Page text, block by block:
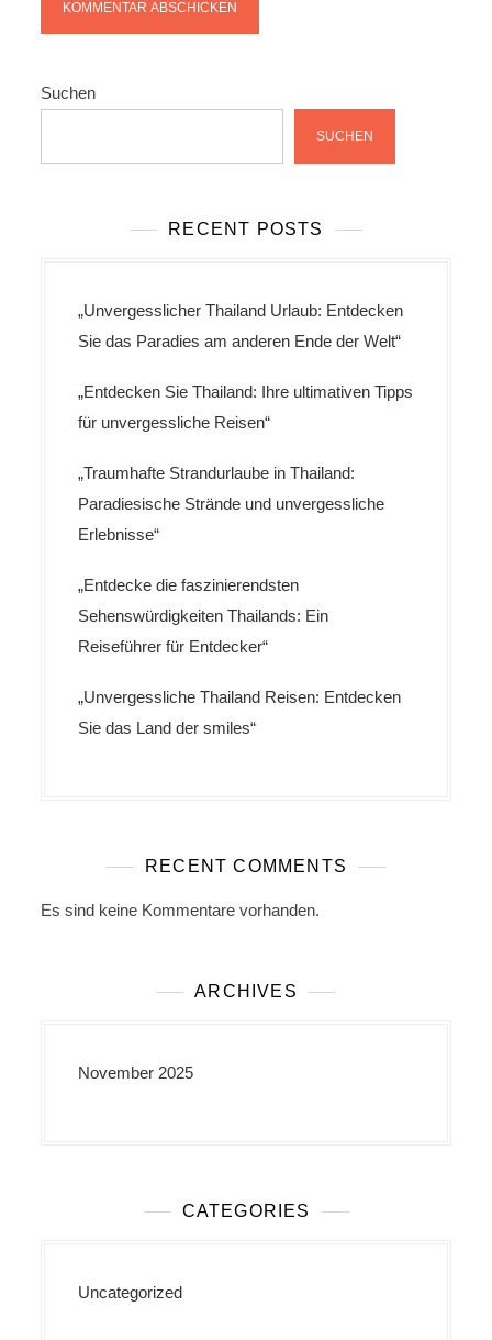
Suchen
SUCHEN
RECENT POSTS
„Unvergesslicher Thailand Urlaub: Entdecken
Sie das Paradies am anderen Ende der Welt“
„Entdecken Sie Thailand: Ihre ultimativen Tipps
für unvergessliche Reisen“
„Traumhafte Strandurlaube in Thailand:
Paradiesische Strände und unvergessliche
Erlebnisse“
„Entdecke die faszinierendsten
Sehenswürdigkeiten Thailands: Ein
Reiseführer für Entdecker“
„Unvergessliche Thailand Reisen: Entdecken
Sie das Land der smiles“
RECENT COMMENTS
Es sind keine Kommentare vorhanden.
ARCHIVES
November 2025
CATEGORIES
Uncategorized